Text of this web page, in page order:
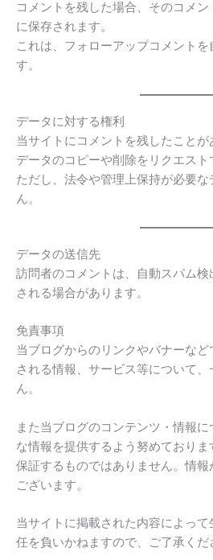
コメントを残した場合、そのコメ
に保存されます。
これは、フォローアップコメント
す。
データに対する権利
当サイトにコメントを残したことが
データのコピーや削除をリクエスト
ただし、法令や管理上保持が必要
ん。
データの送信先
訪問者のコメントは、自動スパム
される場合があります。
免責事項
当ブログからのリンクやバナーな
される情報、サービス等について
ん。
また当ブログのコンテンツ・情報
な情報を提供するよう努めており
保証するものではありません。情
ございます。
当サイトに掲載された内容によっ
任を負いかねますので、ご了承くだ